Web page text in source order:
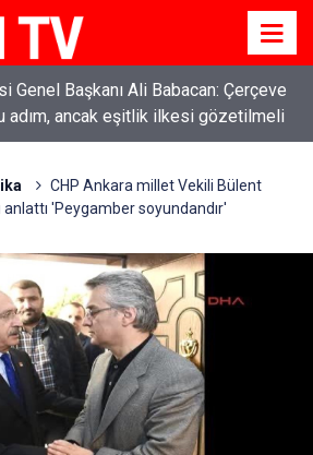
Başkanı Özgür Özel: “Şehit
yanına varamayacağımız,
işlerin içinde olmayız”
CHP Ankara millet Vekili Bülent
anlattı 'Peygamber soyundandır'